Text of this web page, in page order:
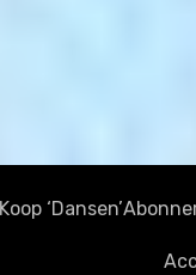
Koop ‘Dansen’